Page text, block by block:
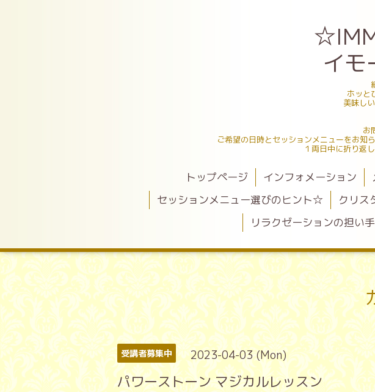
イ
ホッと
美味し
お
ご希望の日時とセッションメニューをお
１両日中に折り返
トップページ インフォメーション
セッションメニュー選びのヒント☆
クリス
リラクゼーションの担い
受講者募集中 2023-04-03 (Mon)
パワーストーン マジカルレッスン